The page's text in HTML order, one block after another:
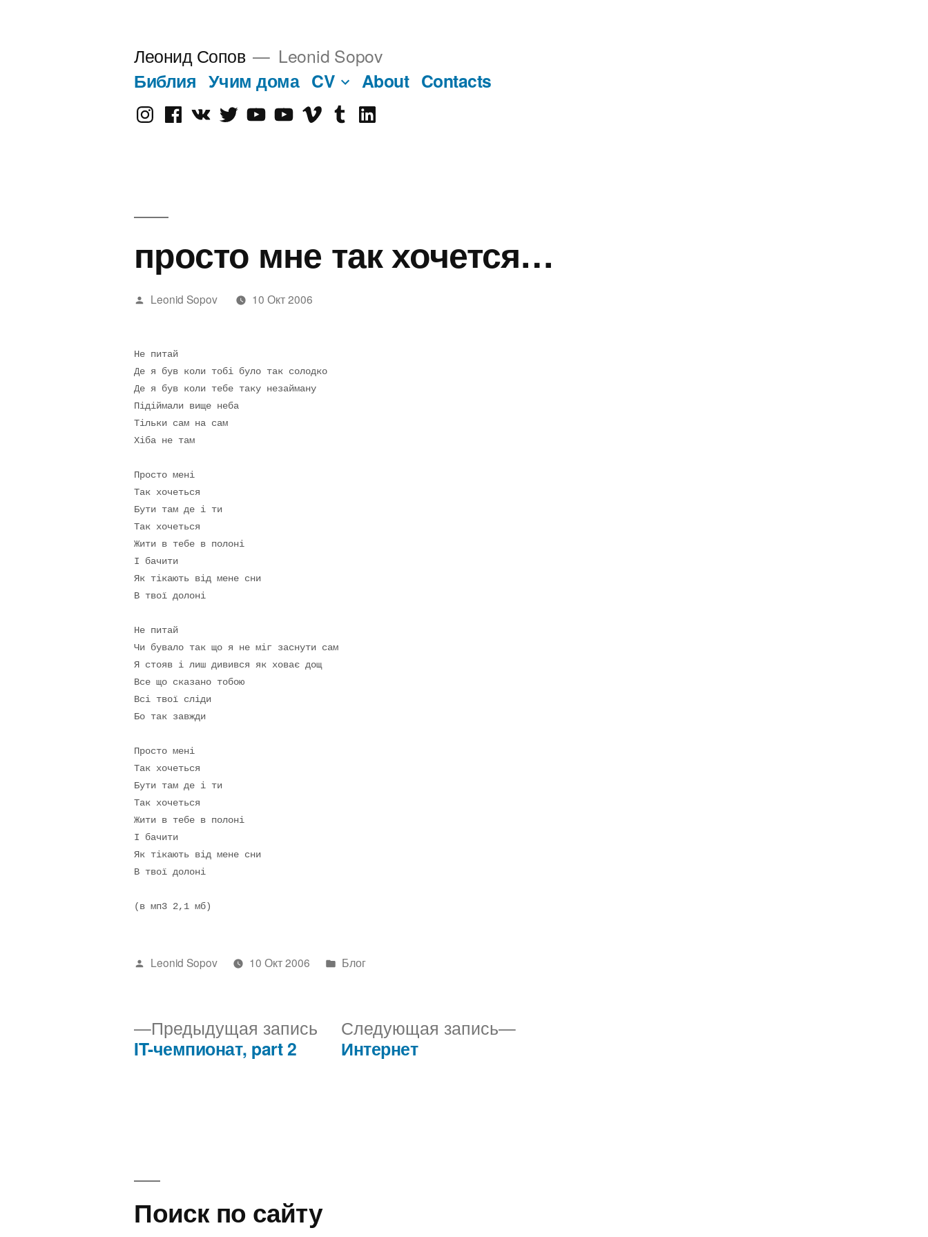
Леонид Сопов Leonid Sopov
Библия Учим дома CV About Contacts
InstagramFacebook
VK TwitterYoutube
Old Vimeotumblrlinkedin
просто мне так хочется…
Написано
Leonid Sopov 10 Окт 2006
Не питай
Де я був коли тобі було так солодко
Де я був коли тебе таку незайману
Підіймали вище неба
Тільки сам на сам
Хіба не там
Просто мені
Так хочеться
Бути там де і ти
Так хочеться
Жити в тебе в полоні
І бачити
Як тікають від мене сни
В твої долоні
Не питай
Чи бувало так що я не міг заснути сам
Я стояв і лиш дивився як ховає дощ
Все що сказано тобою
Всі твої сліди
Бо так завжди
Просто мені
Так хочеться
Бути там де і ти
Так хочеться
Жити в тебе в полоні
І бачити
Як тікають від мене сни
В твої долоні
(в мп3 2,1 мб)
Написано
Leonid Sopov 10 Окт 2006
Написано
Блог
Навигация
Предыдущая запись Предыдущая
запись:
IT-чемпионат, part 2
Следующая запись
Следующая
Интернет
Поиск по сайту